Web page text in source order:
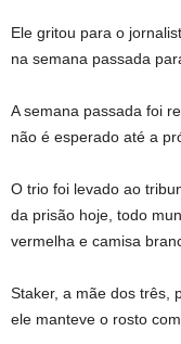
Ele gritou para o
na semana passada
A semana passada foi
não é esperado até a
O trio foi levado ao
da prisão hoje, todo
vermelha e camisa
Staker, a mãe dos três,
ele manteve o rosto